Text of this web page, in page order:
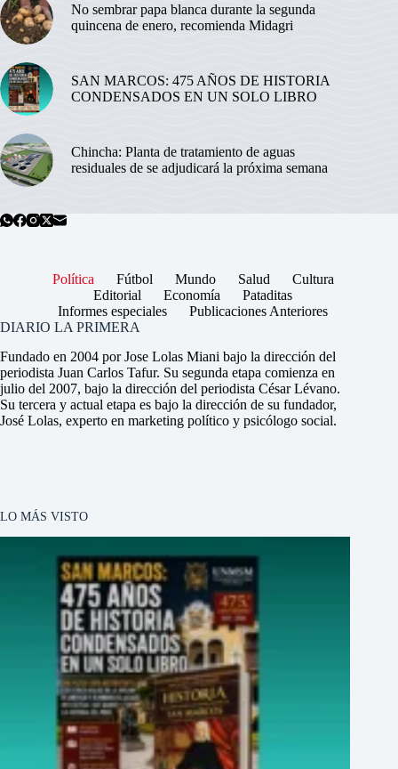
No sembrar papa blanca durante la segunda
quincena de enero, recomienda Midagri
SAN MARCOS: 475 AÑOS DE HISTORIA
CONDENSADOS EN UN SOLO LIBRO
Chincha: Planta de tratamiento de aguas
residuales de se adjudicará la próxima semana
Política Fútbol Mundo Salud
Cultura
Editorial
Economía
Pataditas
Informes especiales
Publicaciones Anteriores
DIARIO LA PRIMERA
Fundado en 2004 por Jose Lolas Miani bajo la dirección del
periodista Juan Carlos Tafur. Su segunda etapa comienza en
julio del 2007, bajo la dirección del periodista César Lévano.
Su tercera y actual etapa es bajo la dirección de su fundador,
José Lolas, experto en marketing político y psicólogo social.
LO MÁS VISTO